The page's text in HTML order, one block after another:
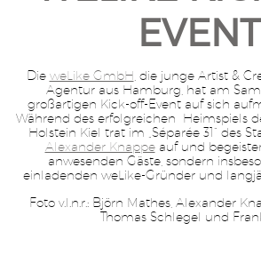
EVENT
Die weLike GmbH , die junge Artist &
Agentur aus Hamburg, hat am
großartigen Kick-off-Event auf sich
Während des erfolgreichen Heimspiels
Holstein Kiel trat im „Séparée 31“ des
Alexander Knappeauf und
anwesenden Gäste, sondern
einladenden weLike-Gründer und
Foto v.l.n.r.: Björn Mathes, Alexander
Thomas Schlegel und